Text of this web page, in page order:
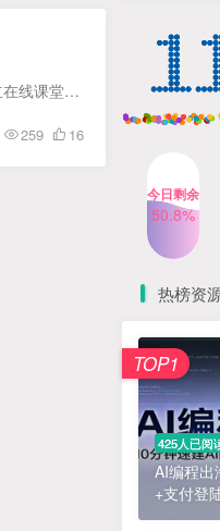
课程介绍： 本课程来自热果艺术家转型的短视频商业实现和知识电子商务产品创作。帮助您快速建立在线课堂创作能力，易于理解，精细创建个人网络品牌运营。做一个赚钱的账户，个人案例分析账户强...
259 16
TOP4
TOP5
TOP6
1 ? 零加盟费
2 淘宝天猫盈利突破特
3 抓亚马逊漏洞，
2025最新零撸项目，
今日剩余
50.8%
热榜资
425人已阅
AI编程出
+支付登
TOP1